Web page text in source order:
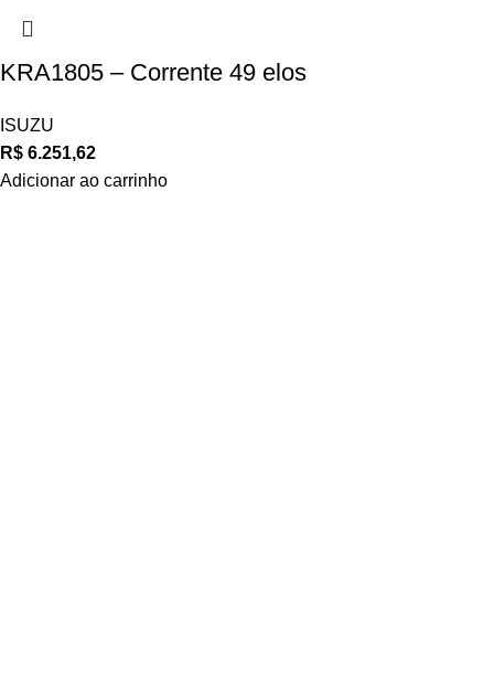
KRA1805 – Corrente 49 elos
ISUZU
R$ 6.251,62
Adicionar ao carrinho